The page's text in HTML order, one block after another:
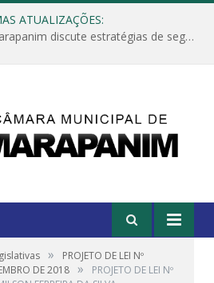
ATUALIZAÇÕES:
Câmara Municipal de Marapanim discute estratégias de segurança com autoridades e poder executivo
»
PROJETO DE LEI Nº
DE 2018 »
PROJETO DE LEI Nº